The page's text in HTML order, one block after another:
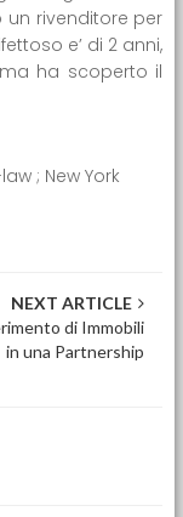
rivenditore per
e’ di 2 anni,
ha scoperto il
; New York
NEXT ARTICLE
di Immobili
in una Partnership